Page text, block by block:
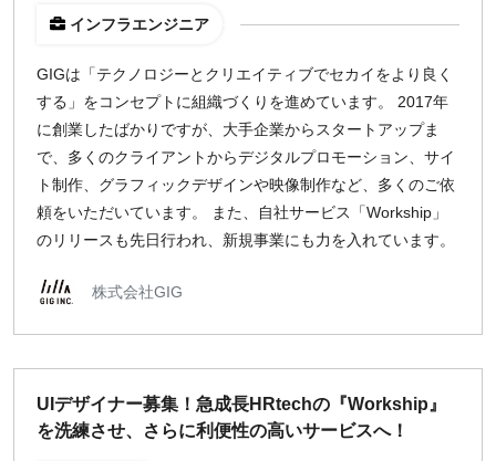
インフラエンジニア
GIGは「テクノロジーとクリエイティブでセカイをより良く
する」をコンセプトに組織づくりを進めています。 2017年
に創業したばかりですが、大手企業からスタートアップま
で、多くのクライアントからデジタルプロモーション、サイ
ト制作、グラフィックデザインや映像制作など、多くのご依
頼をいただいています。 また、自社サービス「Workship」
のリリースも先日行われ、新規事業にも力を入れています。
株式会社GIG
UIデザイナー募集！急成長HRtechの『Workship』
を洗練させ、さらに利便性の高いサービスへ！